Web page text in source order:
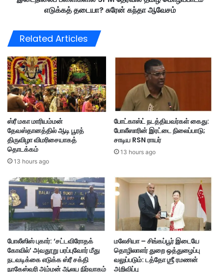
3
3
.
9
மி
ல்
லி
ய
ன்
ப
ரி
சு
M
ர்
வி
ல்
த
மி
ழ்
மொ
ழி
ப்
பா
ட
எ
டு
க்
க
த்
டை
?
எடுக்கத் தடையா? சுரேன் கந்தா ஆவேசம்
Related Articles
ஸ்ரீ மகா மாரியம்மன்
தேவஸ்தானத்தில் ஆடி பூரத்
திருவிழா விமரிசையாகத்
தொடக்கம்
13 hours ago
போட்காஸ்ட் நடத்தியவர்கள் கைது:
போலீஸாரின் இரட்டை நிலைப்பாடு;
சாடிய RSN ராயர்
13 hours ago
போலீஸிஸ் புகார்: ‘சட்டவிரோதக்
கோவில்’ அவதூறு பரப்புவோர் மீது
நடவடிக்கை எடுக்க ஸ்ரீ சக்தி
நாகேஸ்வரி அம்மன் ஆலய நிர்வாகம்
மலேசியா – சிங்கப்பூர் இடையே
தொழிலாளர் துறை ஒத்துழைப்பு
வலுப்படும்: டத்தோ ஶ்ரீ ரமணன்
அறிவிப்பு